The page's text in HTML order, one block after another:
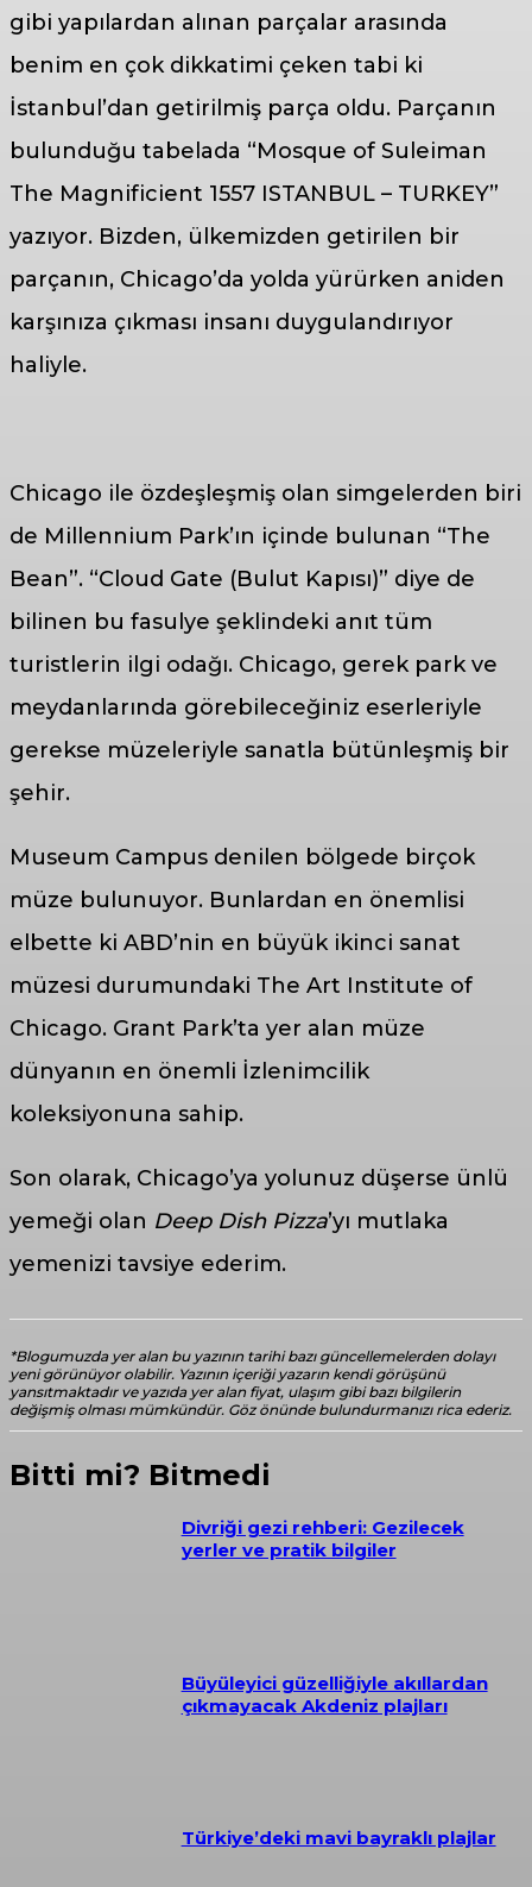
gibi yapılardan alınan parçalar arasında
benim en çok dikkatimi çeken tabi ki
İstanbul’dan getirilmiş parça oldu. Parçanın
bulunduğu tabelada “Mosque of Suleiman
The Magnificient 1557 ISTANBUL – TURKEY”
yazıyor. Bizden, ülkemizden getirilen bir
parçanın, Chicago’da yolda yürürken aniden
karşınıza çıkması insanı duygulandırıyor
haliyle.
Chicago ile özdeşleşmiş olan simgelerden biri
de Millennium Park’ın içinde bulunan “The
Bean”. “Cloud Gate (Bulut Kapısı)” diye de
bilinen bu fasulye şeklindeki anıt tüm
turistlerin ilgi odağı. Chicago, gerek park ve
meydanlarında görebileceğiniz eserleriyle
gerekse müzeleriyle sanatla bütünleşmiş bir
şehir.
Museum Campus denilen bölgede birçok
müze bulunuyor. Bunlardan en önemlisi
elbette ki ABD’nin en büyük ikinci sanat
müzesi durumundaki The Art Institute of
Chicago. Grant Park’ta yer alan müze
dünyanın en önemli İzlenimcilik
koleksiyonuna sahip.
Son olarak, Chicago’ya yolunuz düşerse ünlü
yemeği olan Deep Dish Pizza’yı mutlaka
yemenizi tavsiye ederim.
*Blogumuzda yer alan bu yazının tarihi bazı güncellemelerden dolayı
yeni görünüyor olabilir. Yazının içeriği yazarın kendi görüşünü
yansıtmaktadır ve yazıda yer alan fiyat, ulaşım gibi bazı bilgilerin
değişmiş olması mümkündür. Göz önünde bulundurmanızı rica ederiz.
Bitti mi? Bitmedi
Divriği gezi rehberi: Gezilecek
yerler ve pratik bilgiler
Büyüleyici güzelliğiyle akıllardan
çıkmayacak Akdeniz plajları
Türkiye’deki mavi bayraklı plajlar